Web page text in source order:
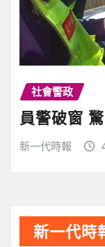
社會警政
員警破窗
新一代時報
新一代時